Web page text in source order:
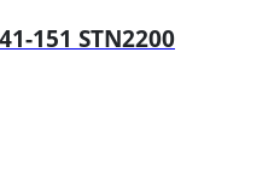
151 STN2200